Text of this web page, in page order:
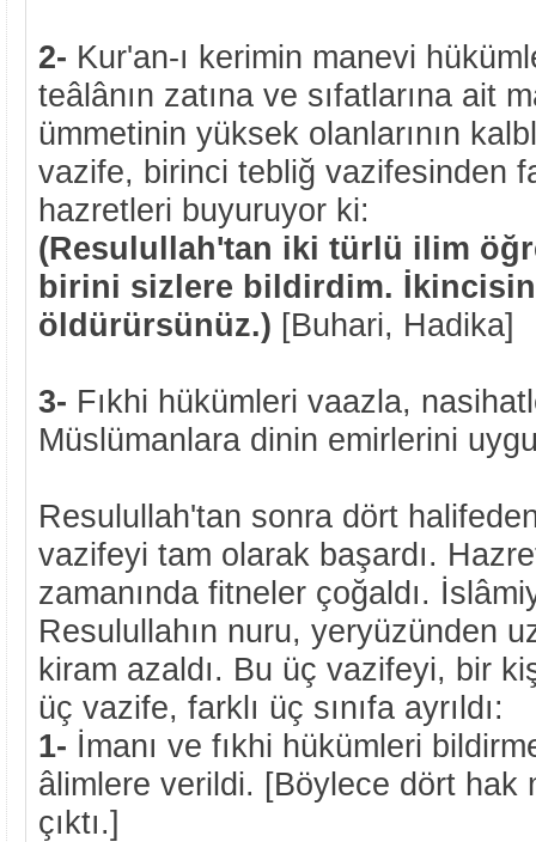
2- Kur'an-ı kerimin manevi
teâlânın zatına ve sıfatlarına ait
ümmetinin yüksek olanlarının
vazife, birinci tebliğ vazifesinden
hazretleri buyuruyor ki:
(Resulullah'tan iki türlü ilim
birini sizlere bildirdim.
öldürürsünüz.) [Buhari, Hadika]
3- Fıkhi hükümleri vaazla,
Müslümanlara dinin emirlerini
Resulullah'tan sonra dört
vazifeyi tam olarak başardı.
zamanında fitneler çoğaldı.
Resulullahın nuru, yeryüzünden
kiram azaldı. Bu üç vazifeyi, bir
üç vazife, farklı üç sınıfa ayrıldı:
1- İmanı ve fıkhi hükümleri
âlimlere verildi. [Böylece dört hak
çıktı.]